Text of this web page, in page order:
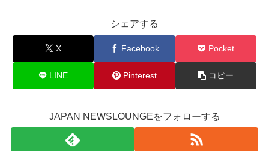
シェアする
X Facebook Pocket
LINE Pinterest コピー
JAPAN NEWSLOUNGEをフォローする